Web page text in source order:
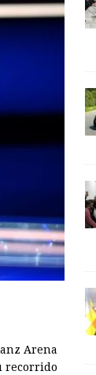
Arena
recorrido